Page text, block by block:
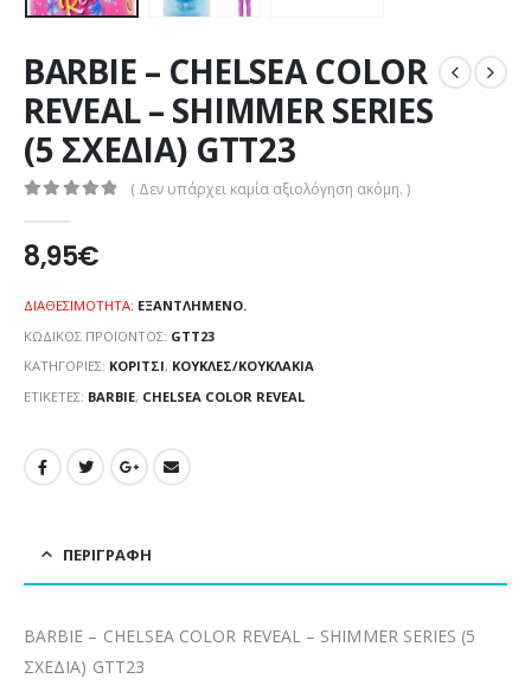
BARBIE – CHELSEA COLOR
REVEAL – SHIMMER SERIES
(5 ΣΧΕΔΙΑ) GTT23
( Δεν υπάρχει καμία αξιολόγηση ακόμη. )
8,95€
ΔΙΑΘΕΣΙΜΌΤΗΤΑ: ΕΞΑΝΤΛΗΜΈΝΟ.
ΚΩΔΙΚΌΣ ΠΡΟΪΌΝΤΟΣ: GTT23
ΚΑΤΗΓΟΡΊΕΣ: ΚΟΡΊΤΣΙ, ΚΟΎΚΛΕΣ/ΚΟΥΚΛΆΚΙΑ
ΕΤΙΚΈΤΕΣ: BARBIE, CHELSEA COLOR REVEAL
ΠΕΡΙΓΡΑΦΉ
BARBIE – CHELSEA COLOR REVEAL – SHIMMER SERIES (5
ΣΧΕΔΙΑ) GTT23